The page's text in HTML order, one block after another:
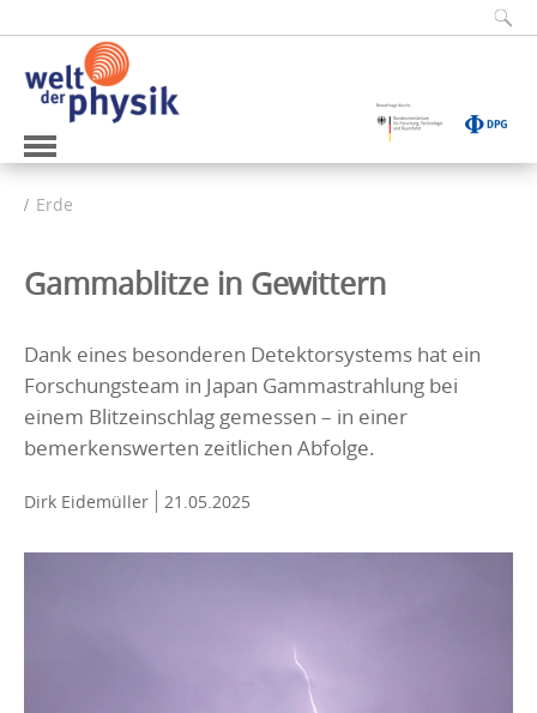
Erde
Gammablitze in Gewittern
Dank eines besonderen Detektorsystems hat ein
Forschungsteam in Japan Gammastrahlung bei
einem Blitzeinschlag gemessen – in einer
bemerkenswerten zeitlichen Abfolge.
Dirk Eidemüller 21.05.2025